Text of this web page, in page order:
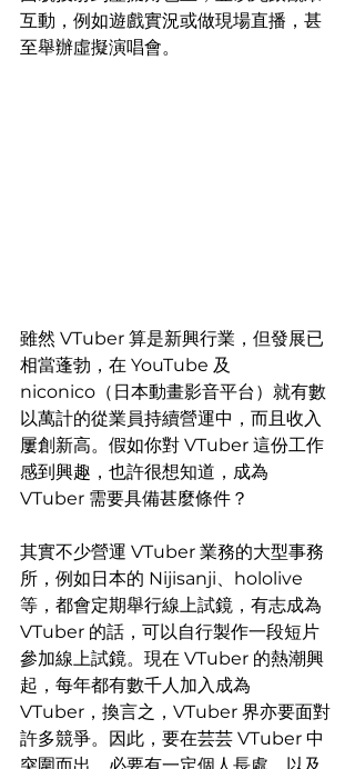
互動，例如遊戲實況或做現場直播，甚
至舉辦虛擬演唱會。
雖然 VTuber 算是新興行業，但發展已
相當蓬勃，在 YouTube 及
niconico（日本動畫影音平台）就有數
以萬計的從業員持續營運中，而且收入
屢創新高。假如你對 VTuber 這份工作
感到興趣，也許很想知道，成為
VTuber 需要具備甚麼條件？
其實不少營運 VTuber 業務的大型事務
所，例如日本的 Nijisanji、hololive
等，都會定期舉行線上試鏡，有志成為
VTuber 的話，可以自行製作一段短片
參加線上試鏡。現在 VTuber 的熱潮興
起，每年都有數千人加入成為
VTuber，換言之，VTuber 界亦要面對
許多競爭。因此，要在芸芸 VTuber 中
突圍而出，必要有一定個人長處，以及